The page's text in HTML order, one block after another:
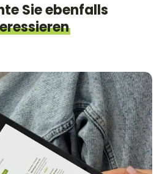
Sie ebenfalls